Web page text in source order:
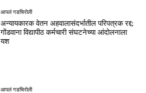
आपलं गडचिरोली
अन्यायकारक वेतन अहवालासंदर्भातील परिपत्रक रद्द;
गोंडवाना विद्यापीठ कर्मचारी संघटनेच्या आंदोलनाला
यश
आपलं गडचिरोली